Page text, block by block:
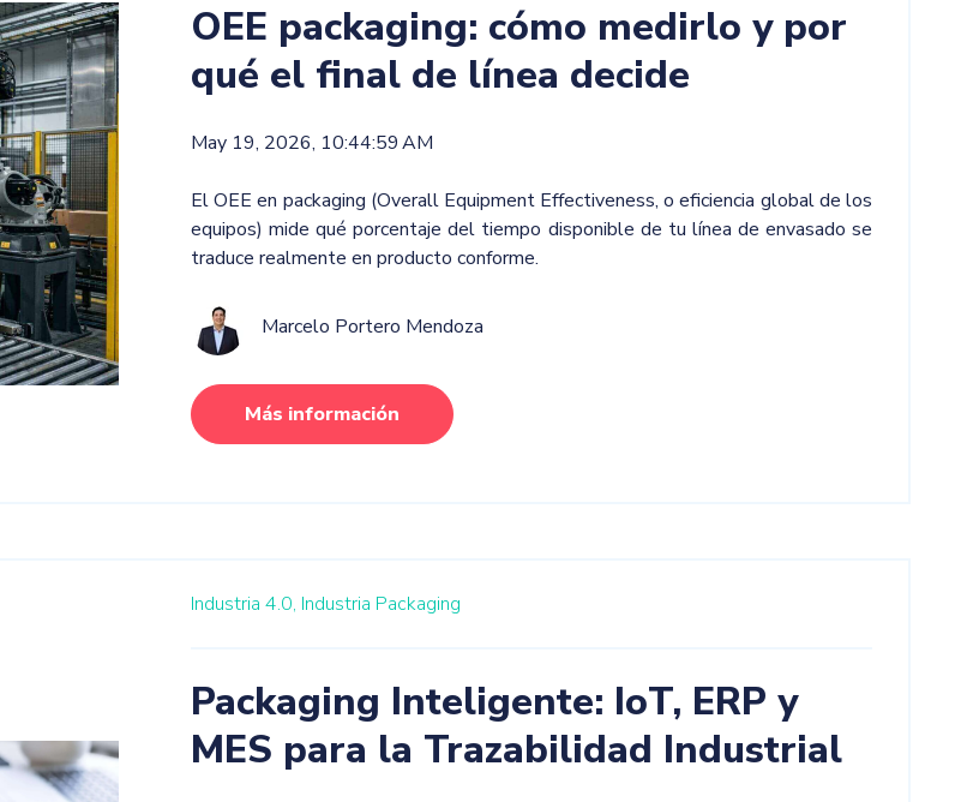
OEE packaging: cómo medirlo y por
qué el final de línea decide
May 19, 2026, 10:44:59 AM
El OEE en packaging (Overall Equipment Effectiveness, o eficiencia global de los
equipos) mide qué porcentaje del tiempo disponible de tu línea de envasado se
traduce realmente en producto conforme.
Marcelo Portero Mendoza
Más información
Industria 4.0, Industria Packaging
Packaging Inteligente: IoT, ERP y
MES para la Trazabilidad Industrial